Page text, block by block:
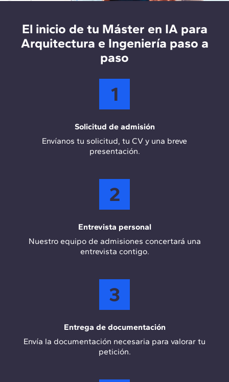
construcción, optimizando los procesos de
diseño, planificación y gestión de proyectos
mediante IA.
El inicio de tu Máster en IA para
Arquitectura e Ingeniería paso a
paso
1
Solicitud de admisión
Envíanos tu solicitud, tu CV y una breve
presentación.
2
Entrevista personal
Nuestro equipo de admisiones concertará una
entrevista contigo.
3
Entrega de documentación
Envía la documentación necesaria para valorar tu
petición.